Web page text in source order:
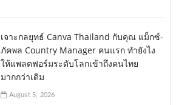
เจาะกลยุทธ์ Canva Thailand กับคุณ แม็กซ์-
ภัคพล Country Manager คนแรก ทำยังไง
ให้แพลตฟอร์มระดับโลกเข้าถึงคนไทย
มากกว่าเดิม
August 5, 2026